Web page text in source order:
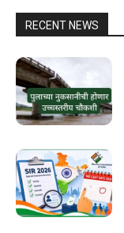
RECENT NEWS